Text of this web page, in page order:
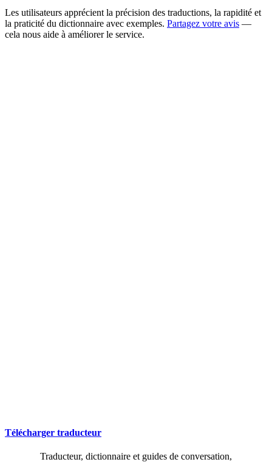
Les utilisateurs apprécient la précision des traductions, la rapidité et
la praticité du dictionnaire avec exemples. Partagez votre avis —
cela nous aide à améliorer le service.
Télécharger traducteur
Traducteur, dictionnaire et guides de conversation,